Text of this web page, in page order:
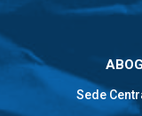
Sede